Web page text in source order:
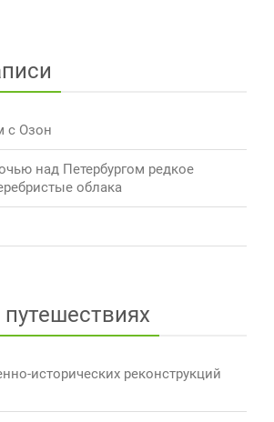
с Озон
над Петербургом редкое
облака
исторических реконструкций